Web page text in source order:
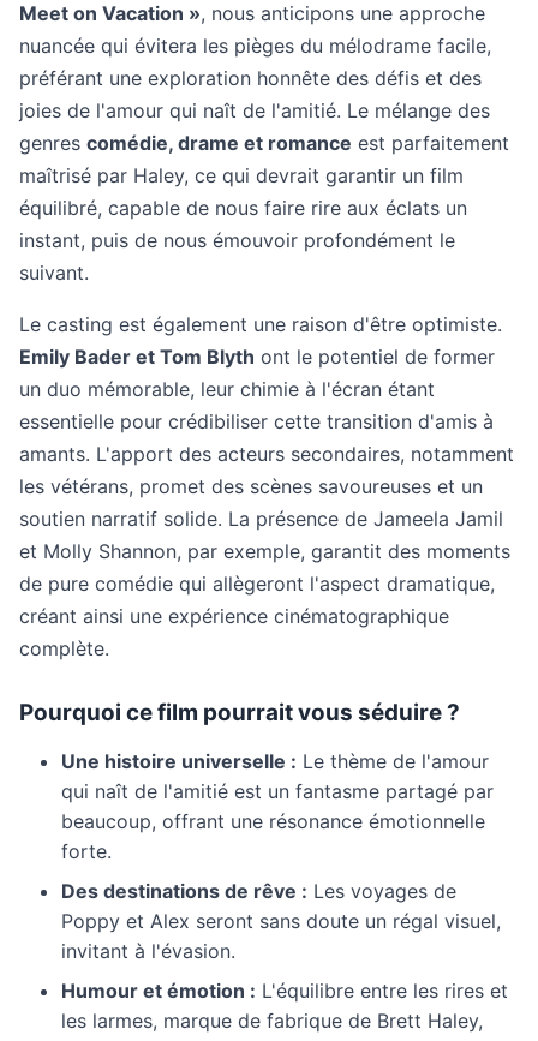
Meet on Vacation », nous anticipons une approche
nuancée qui évitera les pièges du mélodrame facile,
préférant une exploration honnête des défis et des
joies de l'amour qui naît de l'amitié. Le mélange des
genres comédie, drame et romance est parfaitement
maîtrisé par Haley, ce qui devrait garantir un film
équilibré, capable de nous faire rire aux éclats un
instant, puis de nous émouvoir profondément le
suivant.
Le casting est également une raison d'être optimiste.
Emily Bader et Tom Blyth ont le potentiel de former
un duo mémorable, leur chimie à l'écran étant
essentielle pour crédibiliser cette transition d'amis à
amants. L'apport des acteurs secondaires, notamment
les vétérans, promet des scènes savoureuses et un
soutien narratif solide. La présence de Jameela Jamil
et Molly Shannon, par exemple, garantit des moments
de pure comédie qui allègeront l'aspect dramatique,
créant ainsi une expérience cinématographique
complète.
Pourquoi ce film pourrait vous séduire ?
Une histoire universelle : Le thème de l'amour
qui naît de l'amitié est un fantasme partagé par
beaucoup, offrant une résonance émotionnelle
forte.
Des destinations de rêve : Les voyages de
Poppy et Alex seront sans doute un régal visuel,
invitant à l'évasion.
Humour et émotion : L'équilibre entre les rires et
les larmes, marque de fabrique de Brett Haley,